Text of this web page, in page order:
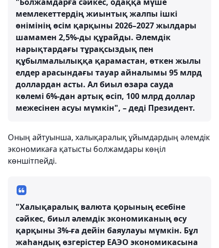
мемлекеттердің жиынтық жалпы ішкі
өнімінің өсім қарқыны 2026–2027 жылдары
шамамен 2,5%-ды құрайды. Әлемдік
нарықтардағы тұрақсыздық пен
құбылмалылыққа қарамастан, өткен жылы
елдер арасындағы тауар айналымы 95 млрд
доллардан асты. Ал биыл өзара сауда
көлемі 6%-дан артық өсіп, 100 млрд доллар
межесінен асуы мүмкін", – деді Президент.
Оның айтуынша, халықаралық ұйымдардың әлемдік
экономикаға қатысты болжамдары көңіл
көншітпейді.
"Халықаралық валюта қорының есебіне
сәйкес, биыл әлемдік экономиканың өсу
қарқыны 3%-ға дейін баяулауы мүмкін. Бұл
жаһандық өзгерістер ЕАЭО экономикасына